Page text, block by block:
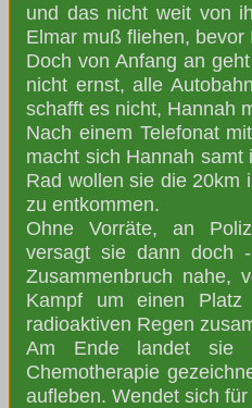
und das nicht weit von
Elmar muß fliehen, bevor
Doch von Anfang an
nicht ernst, alle
schafft es nicht, Hannah
Nach einem Telefonat
macht sich Hannah
Rad wollen sie die 20km
zu entkommen.
Ohne Vorräte, an
versagt sie dann doch
Zusammenbruch nahe,
Kampf um einen
radioaktiven Regen
Am Ende landet sie
Chemotherapie
aufleben. Wendet sich